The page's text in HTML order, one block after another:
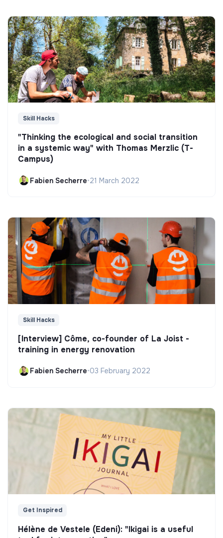
Skill Hacks
"Thinking the ecological and social transition
in a systemic way" with Thomas Merzlic (T-
Campus)
Fabien Secherre•21 March 2022
Skill Hacks
[Interview] Côme, co-founder of La Joist -
training in energy renovation
Fabien Secherre•03 February 2022
Get Inspired
Hélène de Vestele (Edeni): "Ikigai is a useful